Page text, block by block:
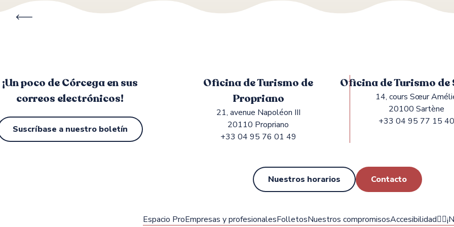
Mercados agrícolas locales
¡Un poco de Córcega en sus
correos electrónicos!
Suscríbase a nuestro boletín
Oficina de Turismo de
Propriano
21, avenue Napoléon III
20110 Propriano
+33 04 95 76 01 49
Oficina de Turismo de
14, cours Sœur
20100 Sartène
+33 04 95 77 15 40
Nuestros horarios Contacto
Espacio ProEmpresas y profesionalesFolletosNuestros compromisosAccesibilidad